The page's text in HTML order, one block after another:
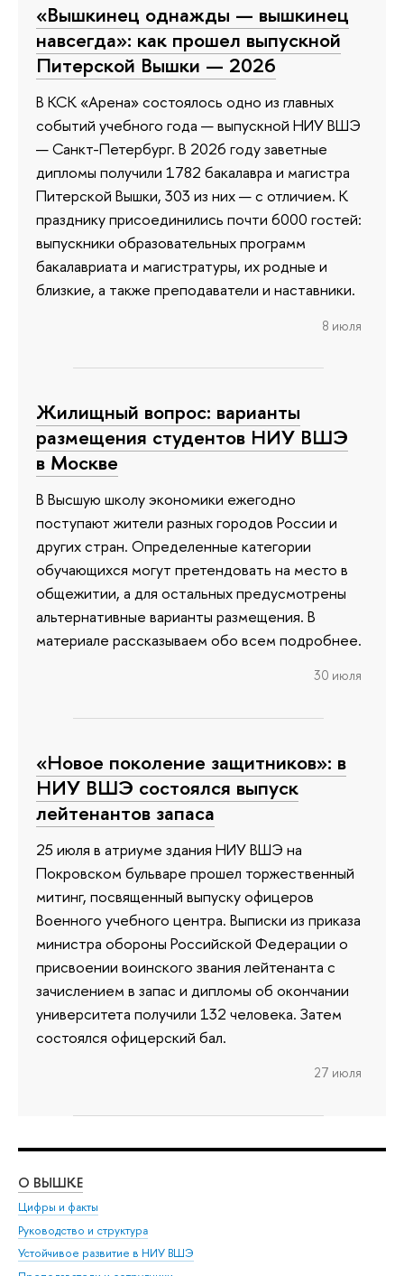
«Вышкинец однажды — вышкинец
навсегда»: как прошел выпускной
Питерской Вышки — 2026
В КСК «Арена» состоялось одно из главных
событий учебного года — выпускной НИУ ВШЭ
— Санкт-Петербург. В 2026 году заветные
дипломы получили 1782 бакалавра и магистра
Питерской Вышки, 303 из них — с отличием. К
празднику присоединились почти 6000 гостей:
выпускники образовательных программ
бакалавриата и магистратуры, их родные и
близкие, а также преподаватели и наставники.
8 июля
Жилищный вопрос: варианты
размещения студентов НИУ ВШЭ
в Москве
В Высшую школу экономики ежегодно
поступают жители разных городов России и
других стран. Определенные категории
обучающихся могут претендовать на место в
общежитии, а для остальных предусмотрены
альтернативные варианты размещения. В
материале рассказываем обо всем подробнее.
30 июля
«Новое поколение защитников»: в
НИУ ВШЭ состоялся выпуск
лейтенантов запаса
25 июля в атриуме здания НИУ ВШЭ на
Покровском бульваре прошел торжественный
митинг, посвященный выпуску офицеров
Военного учебного центра. Выписки из приказа
министра обороны Российской Федерации о
присвоении воинского звания лейтенанта с
зачислением в запас и дипломы об окончании
университета получили 132 человека. Затем
состоялся офицерский бал.
27 июля
О ВЫШКЕ
Цифры и факты
Руководство и структура
Устойчивое развитие в НИУ ВШЭ